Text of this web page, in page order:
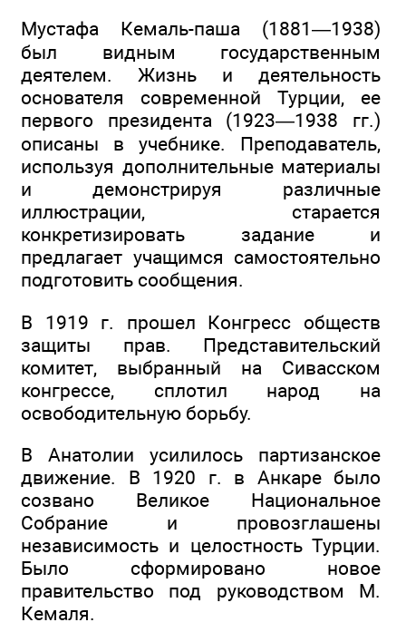
Мустафа Кемаль-паша (1881—1938)
был видным государственным
деятелем. Жизнь и деятельность
основателя современной Турции, ее
первого президента (1923—1938 гг.)
описаны в учебнике. Преподаватель,
используя дополнительные материалы
и демонстрируя различные
иллюстрации, старается
конкретизировать задание и
предлагает учащимся самостоятельно
подготовить сообщения.
В 1919 г. прошел Конгресс обществ
защиты прав. Представительский
комитет, выбранный на Сивасском
конгрессе, сплотил народ на
освободительную борьбу.
В Анатолии усилилось партизанское
движение. В 1920 г. в Анкаре было
созвано Великое Национальное
Собрание и провозглашены
независимость и целостность Турции.
Было сформировано новое
правительство под руководством М.
Кемаля.